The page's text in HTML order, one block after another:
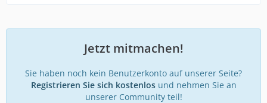
Jetzt mitmachen!
Sie haben noch kein Benutzerkonto auf unserer Seite?
Registrieren Sie sich kostenlosund nehmen Sie an
unserer Community teil!